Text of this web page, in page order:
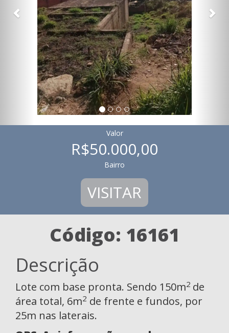
Valor
R$50.000,00
Bairro
VISITAR
Código: 16161
Descrição
Lote com base pronta. Sendo 150m2 de
área total, 6m2 de frente e fundos, por
25m nas laterais.